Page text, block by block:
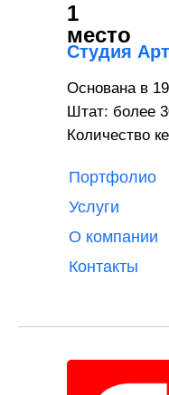
Студия
1
место
Основана в
Штат: более
Количество
Портфолио
О компании
Контакты
Услуги